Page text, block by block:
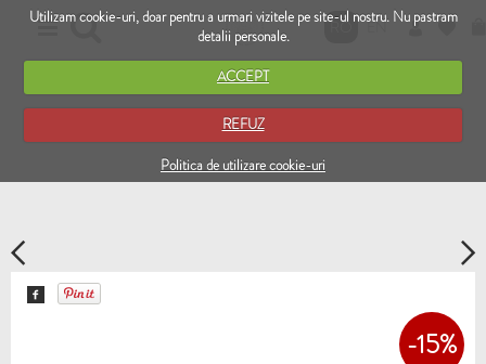
Utilizam cookie-uri, doar pentru a urmari vizitele pe site-ul nostru. Nu pastram
detalii personale.
ACCEPT
REFUZ
Politica de utilizare cookie-uri
RO EN
-15%